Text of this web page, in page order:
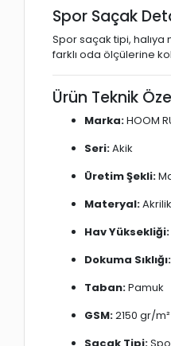
Spor Saçak
Spor saçak tipi,
farklı oda ölçülerine
Ürün Teknik
Marka:HOOM
Seri:Akik
Üretim Şekli:
Materyal:Akrilik
Hav Yüksekliği:
Dokuma Sıklığı:
Taban:Pamuk
GSM:2150 gr/m²